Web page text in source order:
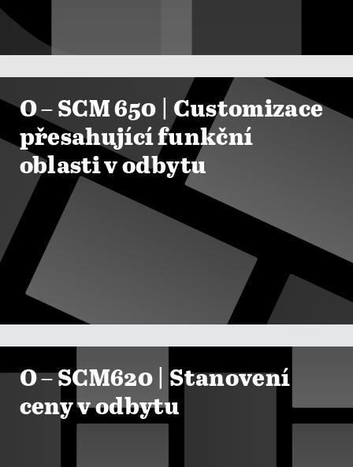

O – SCM 650 | Customizace
přesahující funkční
oblasti v odbytu

O – SCM620 | Stanovení
ceny v odbytu